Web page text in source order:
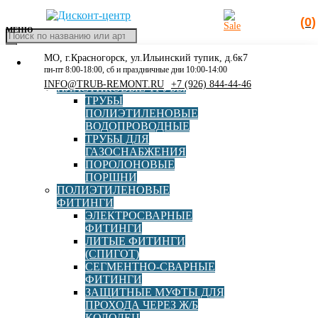
(0)
Поиск
товаров
МЕНЮ
КАТАЛОГ
РАСПРОДАЖА
ПЛАСТИКОВЫЕ ТРУБЫ
ТРУБЫ
ПОЛИЭТИЛЕНОВЫЕ
ВОДОПРОВОДНЫЕ
ТРУБЫ ДЛЯ
ГАЗОСНАБЖЕНИЯ
ПОРОЛОНОВЫЕ
ПОРШНИ
ПОЛИЭТИЛЕНОВЫЕ
ФИТИНГИ
ЭЛЕКТРОСВАРНЫЕ
ФИТИНГИ
ЛИТЫЕ ФИТИНГИ
(СПИГОТ)
СЕГМЕНТНО-СВАРНЫЕ
ФИТИНГИ
ЗАЩИТНЫЕ МУФТЫ ДЛЯ
ПРОХОДА ЧЕРЕЗ Ж/Б
МО, г.Красногорск, ул.Ильинский тупик, д.6к7
пн-пт 8:00-18:00, сб и праздничные дни 10:00-14:00
INFO@TRUB-REMONT.RU +7 (926) 844-44-46
Главная »Шайба
Шайба
Гроверная шайба М16 DIN 127
В корзину